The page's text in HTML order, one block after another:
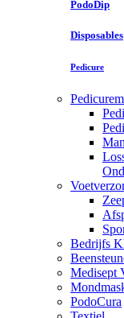
PodoDip
Disposables
Pedicure
Bedrijfs
Medisept
PodoCura